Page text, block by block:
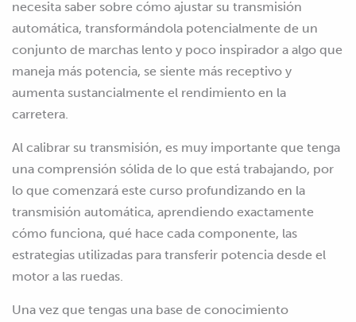
necesita saber sobre cómo ajustar su transmisión
automática, transformándola potencialmente de un
conjunto de marchas lento y poco inspirador a algo que
maneja más potencia, se siente más receptivo y
aumenta sustancialmente el rendimiento en la
carretera.
Al calibrar su transmisión, es muy importante que tenga
una comprensión sólida de lo que está trabajando, por
lo que comenzará este curso profundizando en la
transmisión automática, aprendiendo exactamente
cómo funciona, qué hace cada componente, las
estrategias utilizadas para transferir potencia desde el
motor a las ruedas.
Una vez que tengas una base de conocimiento